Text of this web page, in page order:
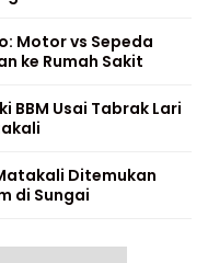
Motor vs Sepeda
ke Rumah Sakit
BBM Usai Tabrak Lari
Ditemukan
di Sungai